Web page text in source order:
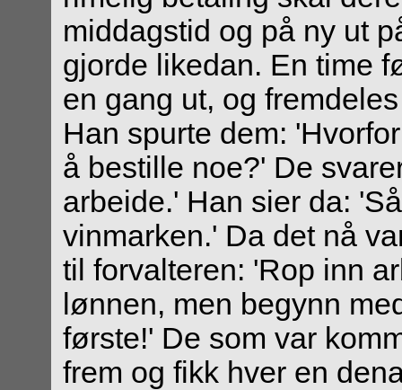
middagstid og på ny ut
gjorde likedan. En time
en gang ut, og
Han spurte dem:
å bestille noe?' De
arbeide.' Han sier da:
vinmarken.' Da det nå
til forvalteren: 'Rop inn
lønnen, men begynn
første!' De som var
frem og fikk hver en